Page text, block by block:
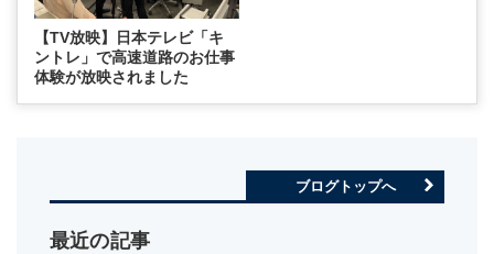
【TV放映】日本テレビ「キ
ントレ」で高速道路のお仕事
体験が放映されました
ブログトップへ
最近の記事